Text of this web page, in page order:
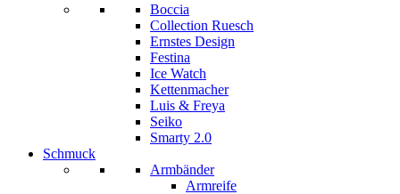
Boccia
Collection Ruesch
Ernstes Design
Festina
Ice Watch
Kettenmacher
Luis & Freya
Seiko
Smarty 2.0
Schmuck
Armbänder
Armreife